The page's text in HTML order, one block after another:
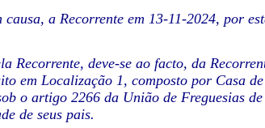
a Recorrente em 13-11-2024, por
Recorrente, deve-se ao facto, da
em Localização 1, composto por Casa
o artigo 2266 da União de Freguesias
de seus pais.